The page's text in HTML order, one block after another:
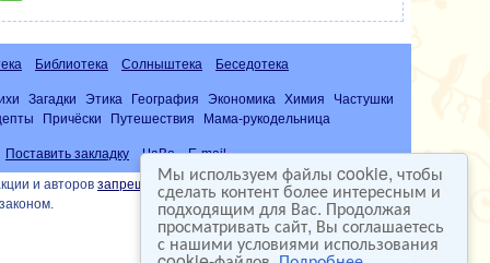
Мы используем файлы cookie, чтобы
сделать контент более интересным и
подходящим для Вас. Продолжая
просматривать сайт, Вы соглашаетесь
с нашими условиями использования
Библиотека Солныштека Беседотека
Загадки Этика География Экономика Химия
Частушки
Причёски Путешествия Мама-рукодельница
Поставить закладку ЧаВо
E-mail
и авторов запрещена